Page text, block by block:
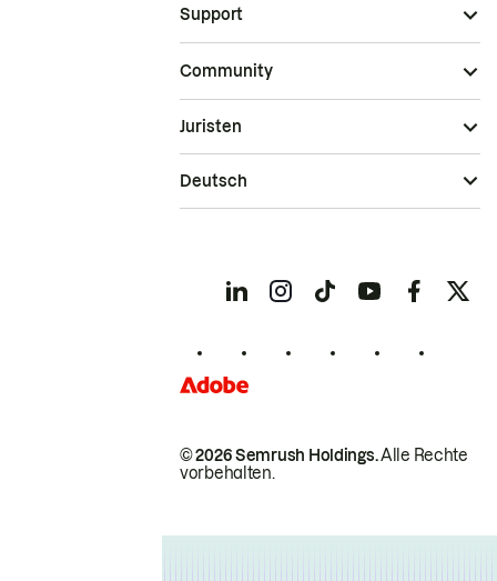
Support
Community
© 2026 Semrush Holdings.Alle Rechte
vorbehalten.
Juristen
Deutsch